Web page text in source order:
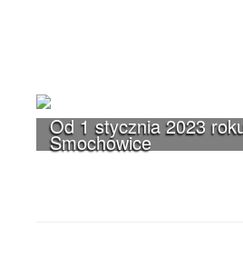
Od 1 stycznia 2023
Smochowice